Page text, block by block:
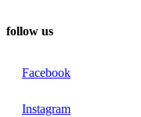
follow us
Facebook
Instagram